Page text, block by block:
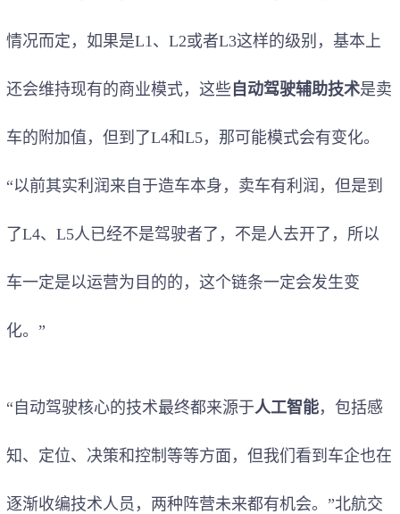
情况而定，如果是L1、L2或者L3这样的级别，基本上
还会维持现有的商业模式，这些 自动驾驶辅助技术是卖
车的附加值，但到了L4和L5，那可能模式会有变化。
“以前其实利润来自于造车本身，卖车有利润，但是到
了L4、L5人已经不是驾驶者了，不是人去开了，所以
车一定是以运营为目的的，这个链条一定会发生变
化。”
“自动驾驶核心的技术最终都来源于人工智能，包括感
知、定位、决策和控制等等方面，但我们看到车企也在
逐渐收编技术人员，两种阵营未来都有机会。”北航交